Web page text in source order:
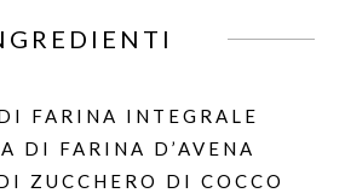
FARINA INTEGRALE
DI FARINA D’AVENA
ZUCCHERO DI COCCO